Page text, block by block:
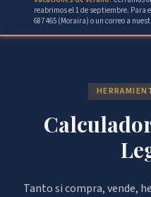
reabrimos el 1 de septiembre. Para
687 465 (Moraira) o un correo a
Tanto si compra, vende,